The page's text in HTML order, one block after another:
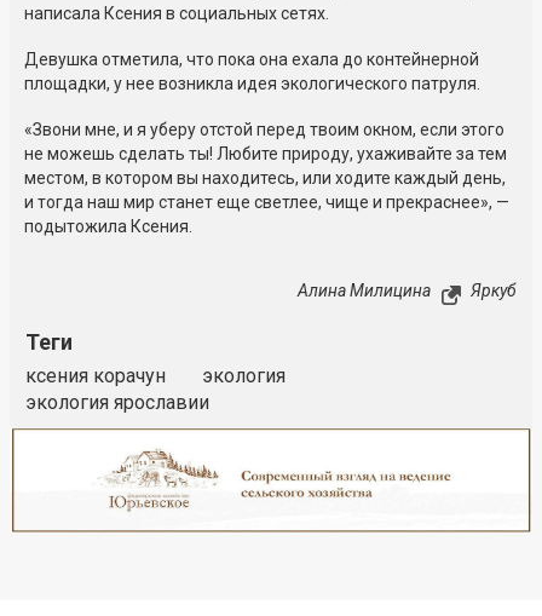
написала Ксения в социальных сетях.
Девушка отметила, что пока она ехала до контейнерной
площадки, у нее возникла идея экологического патруля.
«Звони мне, и я уберу отстой перед твоим окном, если этого
не можешь сделать ты! Любите природу, ухаживайте за тем
местом, в котором вы находитесь, или ходите каждый день,
и тогда наш мир станет еще светлее, чище и прекраснее», —
подытожила Ксения.
Алина Милицина Яркуб
Теги
ксения корачун
экология
экология ярославии